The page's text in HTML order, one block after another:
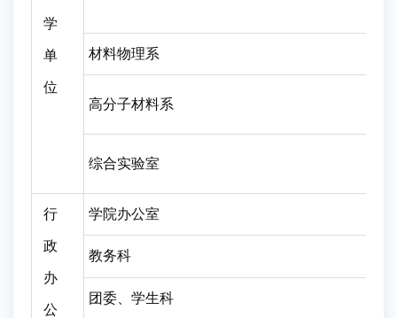
学
单
位
材料物理系
高分子材料系
综合实验室
行
政
办
公
学院办公室
教务科
团委、学生科